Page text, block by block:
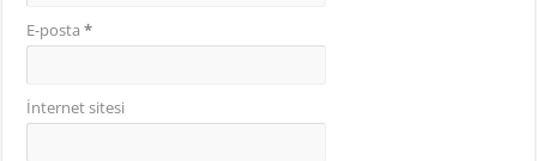
E-posta*
İnternet sitesi